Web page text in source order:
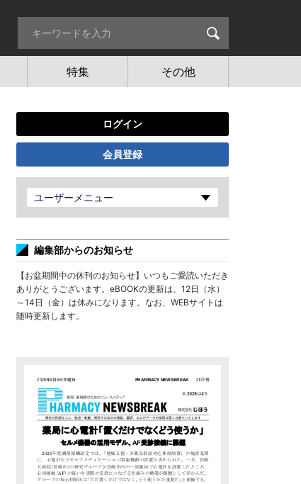
特集 その他
ログイン
会員登録
ユーザーメニュー
編集部からのお知らせ
【お盆期間中の休刊のお知らせ】いつもご愛読いただき
ありがとうございます。eBOOKの更新は、12日（水）
～14日（金）は休みになります。なお、WEBサイトは
随時更新します。